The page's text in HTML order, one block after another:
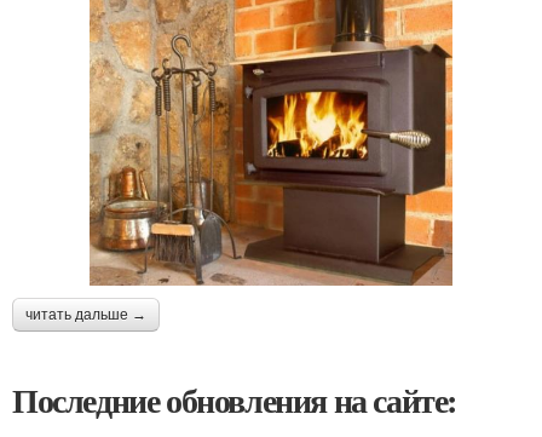
читать дальше →
Последние обновления на сайте: